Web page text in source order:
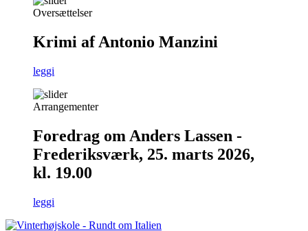
Oversættelser
Krimi af Antonio Manzini
leggi
Arrangementer
Foredrag om Anders Lassen -
Frederiksværk, 25. marts 2026,
kl. 19.00
leggi